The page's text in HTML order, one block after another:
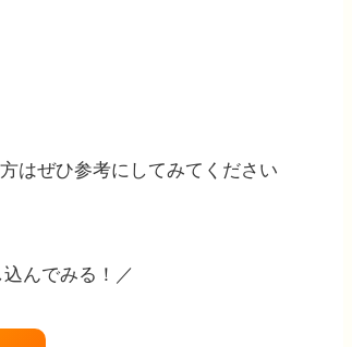
はぜひ参考にしてみてください
込んでみる！／